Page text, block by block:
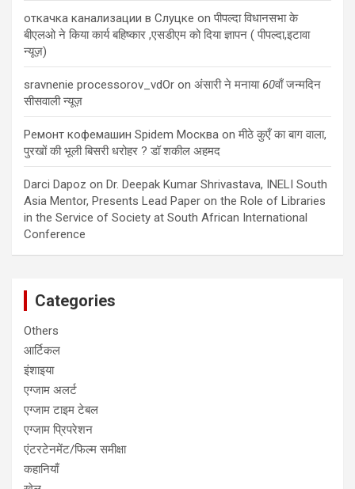
откачка канализации в Слуцке onपीपल्दा विधानसभा के
बीएलओ ने किया कार्य बहिष्कार ,एसडीएम को दिया ज्ञापन ( पीपल्दा,इटावा
न्यूज़)
sravnenie processorov_vdOr on अंसारी ने मनाया60वाँ जन्मदिन
सीसवाली न्यूज़
Ремонт кофемашин Spidem Москва onमीठे कुएँ का बाग वाला,
पुरखों की भूली बिसरी धरोहर ? डॉ शकील अहमद
Darci Dapoz on Dr. Deepak Kumar Shrivastava, INELI South
Asia Mentor, Presents Lead Paper on the Role of Libraries
in the Service of Society at South African International
Conference
Categories
Others
आर्टिकल
इंशाइया
एग्जाम अलर्ट
एग्जाम टाइम टेबल
एग्जाम प्रिपरेशन
एंटरटेनमेंट/फिल्म समीक्षा
कहानियाँ